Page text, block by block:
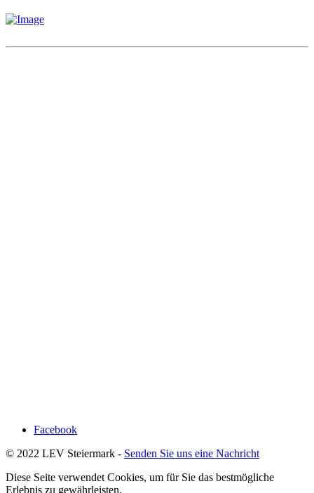
Facebook
© 2022 LEV Steiermark - Senden Sie uns eine Nachricht
Diese Seite verwendet Cookies, um für Sie das bestmögliche
Erlebnis zu gewährleisten.